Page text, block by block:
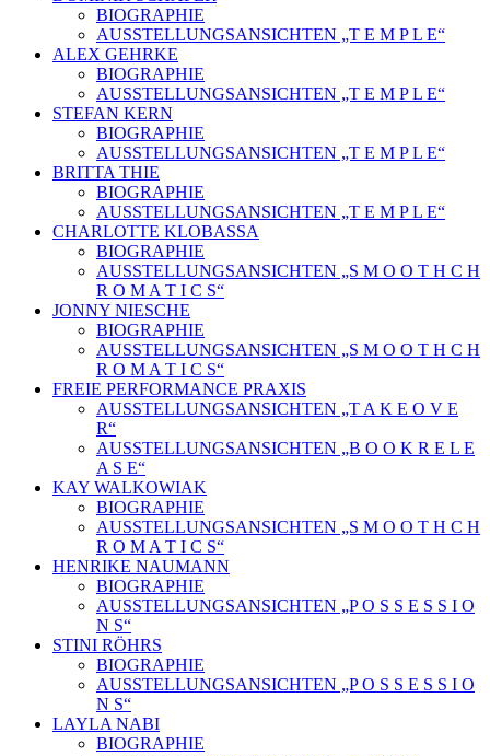
BIOGRAPHIE
AUSSTELLUNGSANSICHTEN „T E M P L E“
ALEX GEHRKE
BIOGRAPHIE
AUSSTELLUNGSANSICHTEN „T E M P L E“
STEFAN KERN
BIOGRAPHIE
AUSSTELLUNGSANSICHTEN „T E M P L E“
BRITTA THIE
BIOGRAPHIE
AUSSTELLUNGSANSICHTEN „T E M P L E“
CHARLOTTE KLOBASSA
BIOGRAPHIE
AUSSTELLUNGSANSICHTEN „S M O O T H C H
R O M A T I C S“
JONNY NIESCHE
BIOGRAPHIE
AUSSTELLUNGSANSICHTEN „S M O O T H C H
R O M A T I C S“
FREIE PERFORMANCE PRAXIS
AUSSTELLUNGSANSICHTEN „T A K E O V E
R“
AUSSTELLUNGSANSICHTEN „B O O K R E L E
A S E“
KAY WALKOWIAK
BIOGRAPHIE
AUSSTELLUNGSANSICHTEN „S M O O T H C H
R O M A T I C S“
HENRIKE NAUMANN
BIOGRAPHIE
AUSSTELLUNGSANSICHTEN „P O S S E S S I O
N S“
STINI RÖHRS
BIOGRAPHIE
AUSSTELLUNGSANSICHTEN „P O S S E S S I O
N S“
LAYLA NABI
BIOGRAPHIE